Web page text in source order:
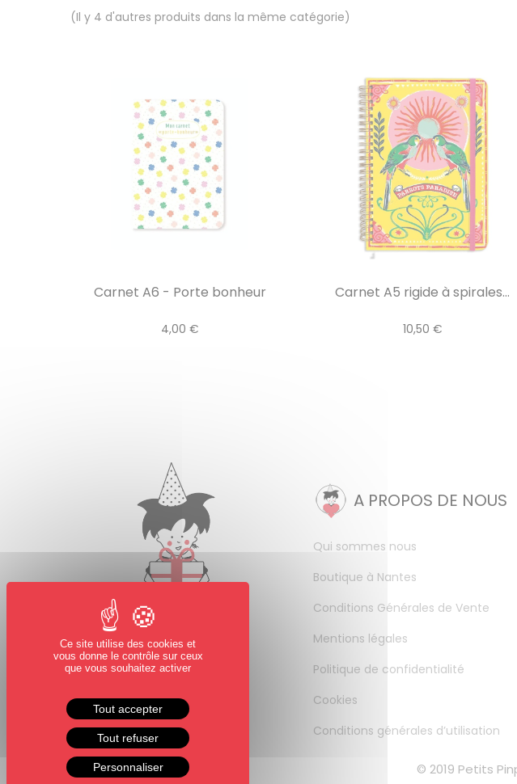
(Il y 4 d'autres produits dans la même catégorie)
Carnet A6 - Porte bonheur
4,00 €
Carnet A5 rigide à spirales...
10,50 €
A PROPOS DE NOUS
Qui sommes nous
Boutique à Nantes
Conditions Générales de Vente
Mentions légales
Politique de confidentialité
Cookies
Conditions générales d’utilisation
© 2019 Petits
Ce site utilise des cookies et
vous donne le contrôle sur ceux
que vous souhaitez activer
Tout accepter
Tout refuser
Personnaliser